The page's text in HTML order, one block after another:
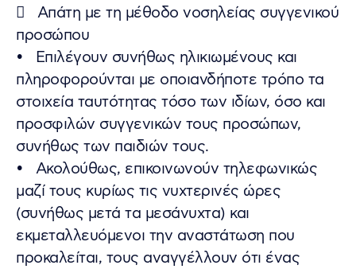
 Απάτη με τη μέθοδο νοσηλείας συγγενικού
προσώπου
• Επιλέγουν συνήθως ηλικιωμένους και
πληροφορούνται με οποιανδήποτε τρόπο τα
στοιχεία ταυτότητας τόσο των ιδίων, όσο και
προσφιλών συγγενικών τους προσώπων,
συνήθως των παιδιών τους.
• Ακολούθως, επικοινωνούν τηλεφωνικώς
μαζί τους κυρίως τις νυχτερινές ώρες
(συνήθως μετά τα μεσάνυχτα) και
εκμεταλλευόμενοι την αναστάτωση που
προκαλείται, τους αναγγέλλουν ότι ένας